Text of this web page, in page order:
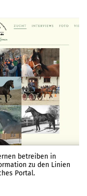
betreiben in
zu den Linien
Portal.